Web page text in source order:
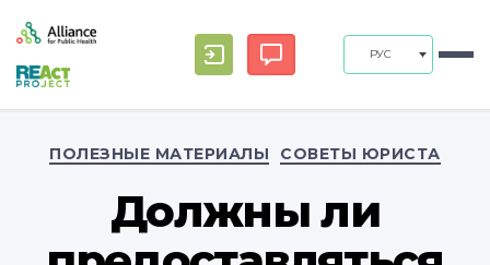
РУС
ПОЛЕЗНЫЕ МАТЕРИАЛЫ СОВЕТЫ ЮРИСТА
Должны ли